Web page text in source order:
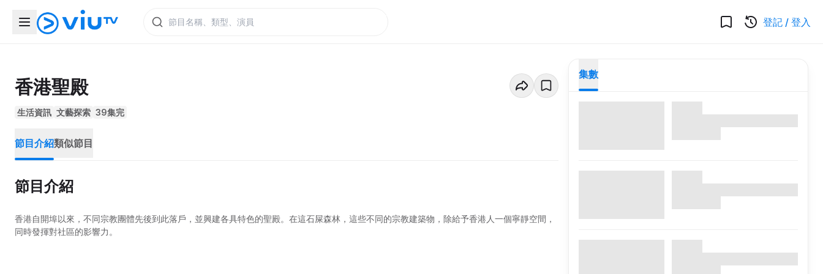
登記 / 登入
香港聖殿
生活資訊 文藝探索 39集完
節目介紹類似節目
節目介紹
香港自開埠以來，不同宗教團體先後到此落戶，並興建各具特色的聖殿。在這石屎森林，這些不同的宗教建築物，除給予香港人一個寧靜空間，
同時發揮對社區的影響力。
集數